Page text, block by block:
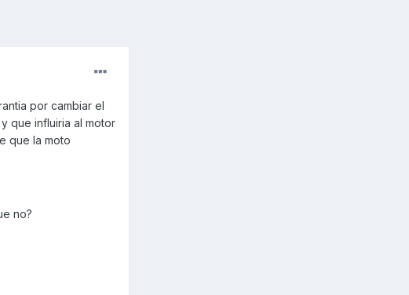
por cambiar el
que influiria al motor
que la moto
no?